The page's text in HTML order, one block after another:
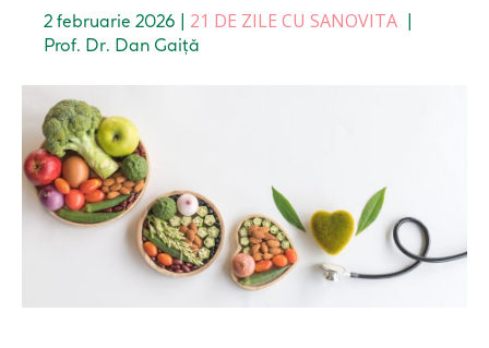
2 februarie 2026 21 DE ZILE CU SANOVITA
Prof. Dr. Dan Gaiță